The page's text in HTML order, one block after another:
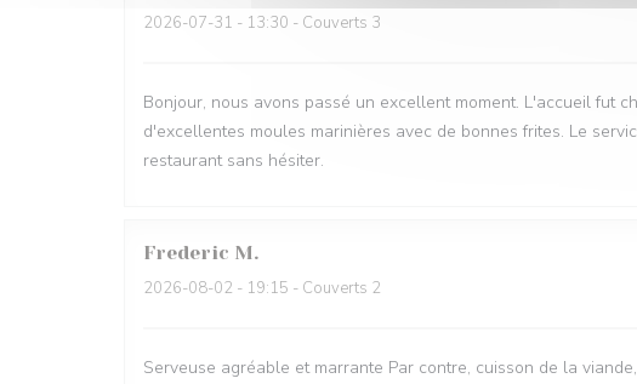
2026-07-31 - 13:30 - Couverts 3
Bonjour, nous avons passé un excellent moment. L'accueil fut
d'excellentes moules marinières avec de bonnes frites. Le
restaurant sans hésiter.
Frederic M
2026-08-02 - 19:15 - Couverts 2
Serveuse agréable et marrante Par contre, cuisson de la